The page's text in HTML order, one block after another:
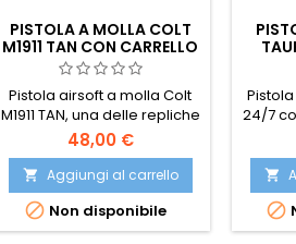
PISTOLA A MOLLA COLT
M1911 TAN CON CARRELLO
IN METALLO
Pistola airsoft a molla Colt
M1911 TAN, una delle repliche
a molla più realistiche -
potente, precisa, piacevole
da impugnare e facile da
usare. Mimetica desertica e
binario per il montaggio di
accessori.
48,00 €
 Aggiungi al carrello
 Non disponibile
24/7

